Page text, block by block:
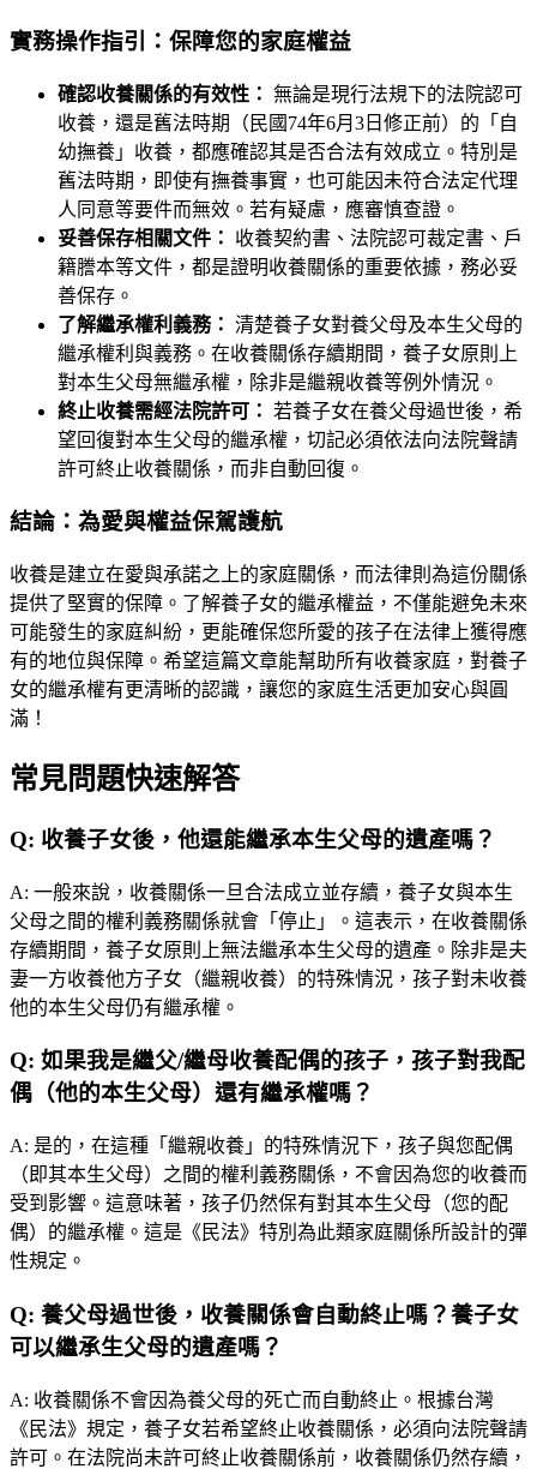
實務操作指引：保障您的家庭權益
確認收養關係的有效性： 無論是現行法規下的法院認可
收養，還是舊法時期（民國74年6月3日修正前）的「自
幼撫養」收養，都應確認其是否合法有效成立。特別是
舊法時期，即使有撫養事實，也可能因未符合法定代理
人同意等要件而無效。若有疑慮，應審慎查證。
妥善保存相關文件：
收養契約書、法院認可裁定書、戶
籍謄本等文件，都是證明收養關係的重要依據，務必妥
善保存。
了解繼承權利義務： 清楚養子女對養父母及本生父母的
繼承權利與義務。在收養關係存續期間，養子女原則上
對本生父母無繼承權，除非是繼親收養等例外情況。
終止收養需經法院許可： 若養子女在養父母過世後，希
望回復對本生父母的繼承權，切記必須依法向法院聲請
許可終止收養關係，而非自動回復。
結論：為愛與權益保駕護航
收養是建立在愛與承諾之上的家庭關係，而法律則為這份關係
提供了堅實的保障。了解養子女的繼承權益，不僅能避免未來
可能發生的家庭糾紛，更能確保您所愛的孩子在法律上獲得應
有的地位與保障。希望這篇文章能幫助所有收養家庭，對養子
女的繼承權有更清晰的認識，讓您的家庭生活更加安心與圓
滿！
常見問題快速解答
Q: 收養子女後，他還能繼承本生父母的遺產嗎？
A: 一般來說，收養關係一旦合法成立並存續，養子女與本生
父母之間的權利義務關係就會「停止」。這表示，在收養關係
存續期間，養子女原則上無法繼承本生父母的遺產。除非是夫
妻一方收養他方子女（繼親收養）的特殊情況，孩子對未收養
他的本生父母仍有繼承權。
Q: 如果我是繼父/繼母收養配偶的孩子，孩子對我配
偶（他的本生父母）還有繼承權嗎？
A: 是的，在這種「繼親收養」的特殊情況下，孩子與您配偶
（即其本生父母）之間的權利義務關係，不會因為您的收養而
受到影響。這意味著，孩子仍然保有對其本生父母（您的配
偶）的繼承權。這是《民法》特別為此類家庭關係所設計的彈
性規定。
Q: 養父母過世後，收養關係會自動終止嗎？養子女
可以繼承生父母的遺產嗎？
A: 收養關係不會因為養父母的死亡而自動終止。根據台灣
《民法》規定，養子女若希望終止收養關係，必須向法院聲請
許可。在法院尚未許可終止收養關係前，收養關係仍然存續，